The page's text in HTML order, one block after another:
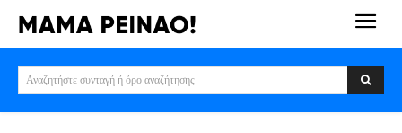
Αναζητήστε συνταγή ή όρο αναζήτησης